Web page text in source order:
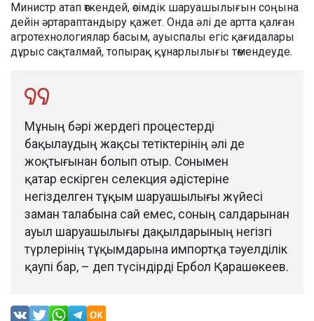
Министр атап өткендей, өсімдік шаруашылығын соңына
дейін әртараптандыру қажет. Онда әлі де артта қалған
агротехнологиялар басым, ауыспалы егіс қағидалары
дұрыс сақталмай, топырақ құнарлылығы төмендеуде.
Мұның бәрі жердегі процестерді
бақылаудың жақсы тетіктерінің әлі де
жоқтығынан болып отыр. Сонымен
қатар ескірген селекция әдістеріне
негізделген тұқым шаруашылығы жүйесі
заман талабына сай емес, соның салдарынан
ауыл шаруашылығы дақылдарының негізгі
түрлерінің тұқымдарына импортқа тәуелділік
қаупі бар, – деп түсіндірді Ербол Қарашөкеев.